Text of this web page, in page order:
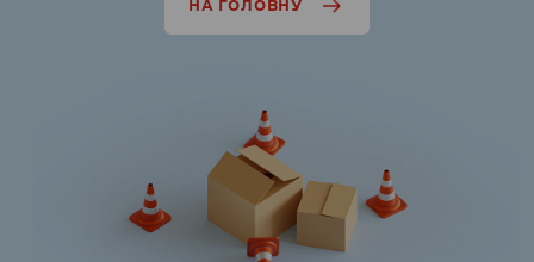
НА ГОЛОВНУ